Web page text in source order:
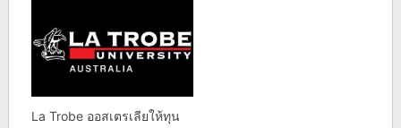
La Trobe ออสเตรเลียให้ทุน